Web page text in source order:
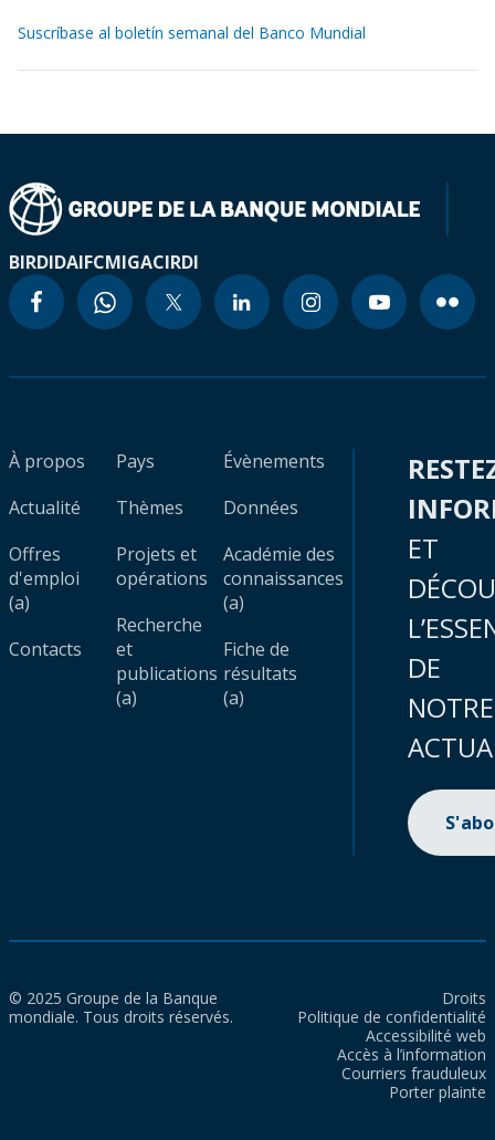
Suscríbase al boletín semanal del Banco Mundial
BIRDIDAIFCMIGACIRDI
À propos
Actualité
Offres
d'emploi
(a)
Contacts
Pays
Thèmes
Projets et
opérations
Recherche
et
publications
(a)
Évènements
Données
Académie des
connaissances
(a)
Fiche de
résultats
(a)
ET
DE
NOTRE
© 2025 Groupe de la Banque
mondiale. Tous droits réservés.
Droits
Politique de confidentialité
Accessibilité web
Accès à l’information
Courriers frauduleux
Porter plainte